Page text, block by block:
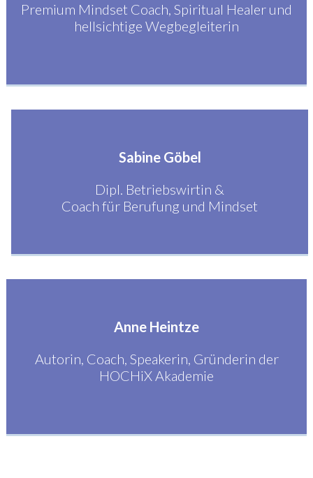
Premium Mindset Coach, Spiritual Healer und
hellsichtige Wegbegleiterin
Sabine Göbel
Dipl. Betriebswirtin &
Coach für Berufung und Mindset
Anne Heintze
Autorin, Coach, Speakerin, Gründerin der
HOCHiX Akademie